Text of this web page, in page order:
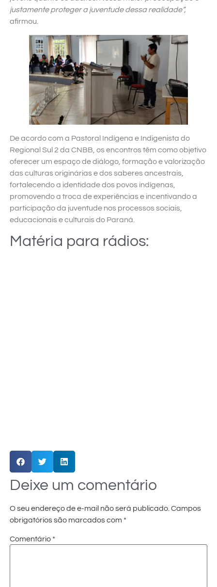
justamente proteger a juventude dessa realidade”,
afirmou.
De acordo com a Pastoral Indígena e Indigenista do
Regional Sul 2 da CNBB, os encontros têm como objetivo
oferecer um espaço de diálogo, formação e valorização
das culturas originárias e dos saberes ancestrais,
fortalecendo a identidade dos povos indígenas,
promovendo a troca de experiências e incentivando a
participação da juventude nos processos sociais,
educacionais e culturais do Paraná.
Matéria para rádios:
Deixe um comentário
O seu endereço de e-mail não será publicado. Campos
obrigatórios são marcados com *
Comentário *